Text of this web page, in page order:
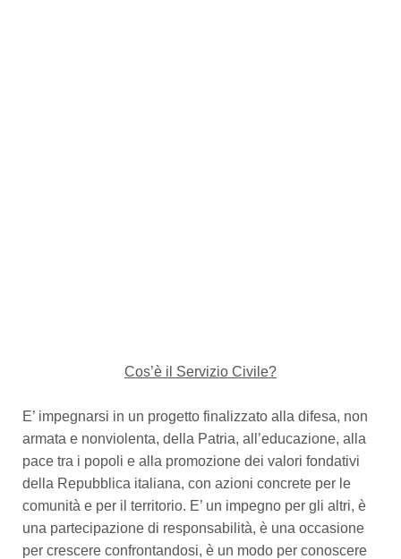
Cos’è il Servizio Civile?
E’ impegnarsi in un progetto finalizzato alla difesa, non
armata e nonviolenta, della Patria, all’educazione, alla
pace tra i popoli e alla promozione dei valori fondativi
della Repubblica italiana, con azioni concrete per le
comunità e per il territorio. E’ un impegno per gli altri, è
una partecipazione di responsabilità, è una occasione
per crescere confrontandosi, è un modo per conoscere